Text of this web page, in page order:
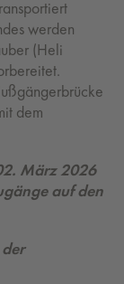
werden
(Heli
dem
März 2026
auf den